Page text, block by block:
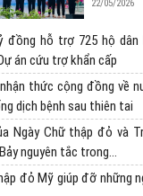
22/05/2026
đồng hỗ trợ 725 hộ
án cứu trợ khẩn cấp
thức cộng đồng về
dịch bệnh sau thiên tai
Ngày Chữ thập đỏ và
nguyên tắc trong...
đỏ Mỹ giúp đỡ những